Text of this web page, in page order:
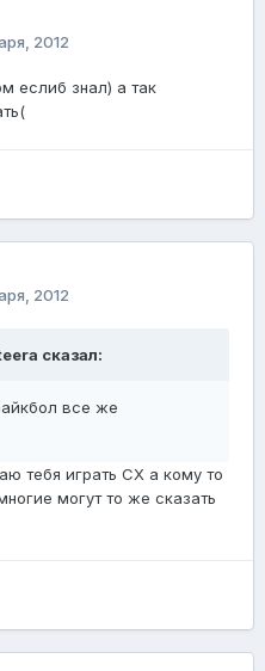
2012
еслиб знал) а так
2012
сказал:
все же
тебя играть СХ а кому то
могут то же сказать